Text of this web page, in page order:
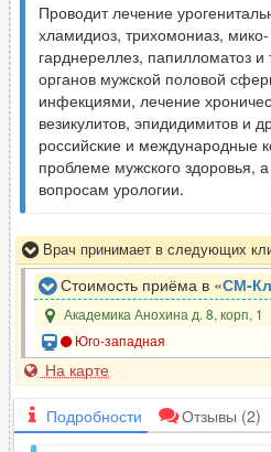
Проводит лечение
хламидиоз, трихомониаз,
гарднереллез, папилломатоз
органов мужской половой
инфекциями, лечение
везикулитов, эпидидимитов и
российские и международные
проблеме мужского здоровья,
вопросам урологии.
Врач принимает в следующих
Стоимость приёма в «СМ-
Академика Анохина д. 8, корп, 1
Юго-западная
На карте
Подробности Отзывы (2)